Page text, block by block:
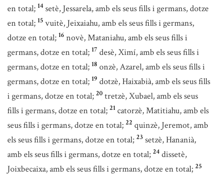
en total; 14 setè, Jessarela, amb els seus fills i germans, dotze
en total; 15 vuitè, Jeixaiahu, amb els seus fills i germans,
dotze en total; 16 novè, Mataniahu, amb els seus fills i
germans, dotze en total; 17 desè, Ximí, amb els seus fills i
germans, dotze en total; 18 onzè, Azarel, amb els seus fills i
germans, dotze en total; 19 dotzè, Haixabià, amb els seus fills
i germans, dotze en total; 20 tretzè, Xubael, amb els seus
fills i germans, dotze en total; 21 catorzè, Matitiahu, amb els
seus fills i germans, dotze en total; 22 quinzè, Jeremot, amb
els seus fills i germans, dotze en total; 23 setzè, Hananià,
amb els seus fills i germans, dotze en total; 24 dissetè,
Joixbecaixa, amb els seus fills i germans, dotze en total; 25